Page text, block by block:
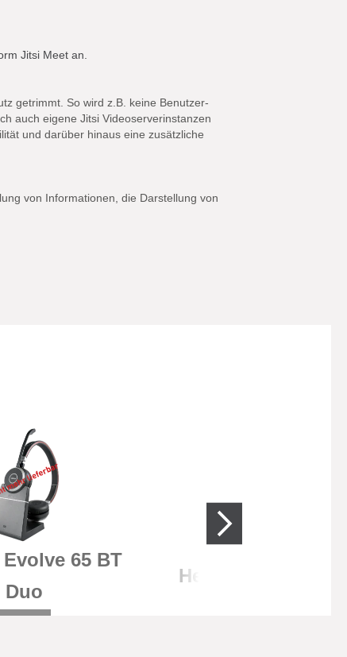
Jitsi Meet an.
getrimmt. So wird z.B. keine Benutzer-
auch eigene Jitsi Videoserverinstanzen
und darüber hinaus eine zusätzliche
von Informationen, die Darstellung von
65 BT
Duo
Headset 930 Mono